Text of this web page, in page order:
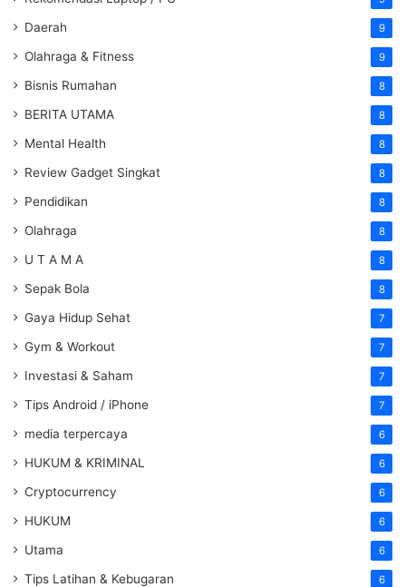
Daerah 9
Olahraga & Fitness 9
Bisnis Rumahan 8
BERITA UTAMA 8
Mental Health 8
Review Gadget Singkat 8
Pendidikan 8
Olahraga 8
U T A M A 8
Sepak Bola 8
Gaya Hidup Sehat 7
Gym & Workout 7
Investasi & Saham 7
Tips Android / iPhone 7
media terpercaya 6
HUKUM & KRIMINAL 6
Cryptocurrency 6
HUKUM 6
Utama 6
Tips Latihan & Kebugaran 6